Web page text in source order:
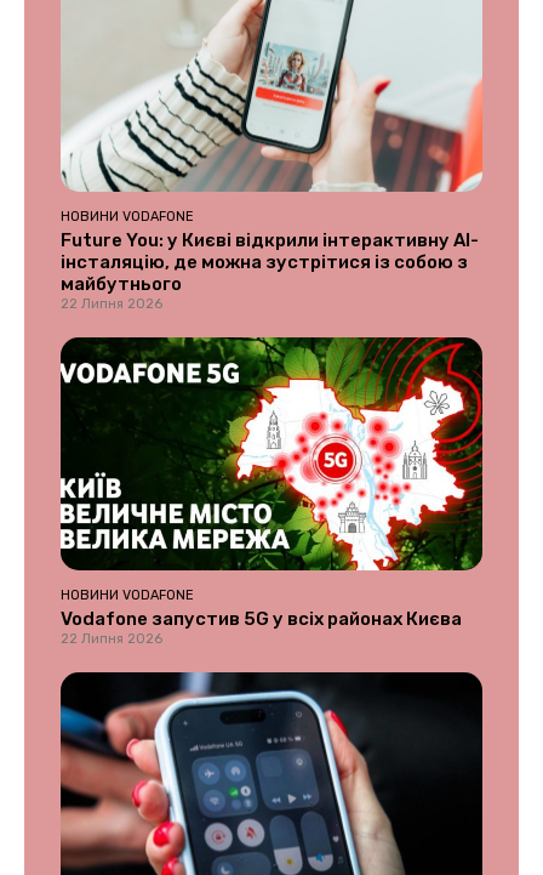
НОВИНИ VODAFONE
Future You: у Києві відкрили інтерактивну AI-
інсталяцію, де можна зустрітися із собою з
майбутнього
22 Липня 2026
НОВИНИ VODAFONE
Vodafone запустив 5G у всіх районах Києва
22 Липня 2026